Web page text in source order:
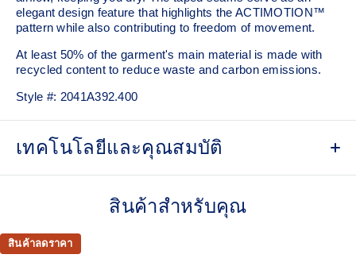
elegant design feature that highlights the ACTIMOTION™
pattern while also contributing to freedom of movement.
At least 50% of the garment's main material is made with
recycled content to reduce waste and carbon emissions.
Style #: 2041A392.400
เทคโนโลยีและคุณสมบัติ
For improved freedom of movement.
For improved breathability.
สินค้าสำหรับคุณ
สินค้าลดราคา